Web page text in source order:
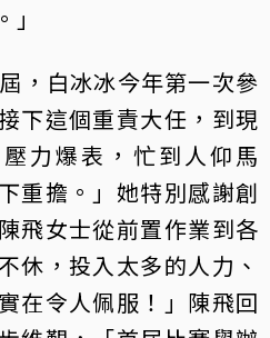
，白冰冰今年第一次參
下這個重責大任，到現
力爆表，忙到人仰馬
重擔。」她特別感謝創
飛女士從前置作業到各
休，投入太多的人力、
在令人佩服！」陳飛回